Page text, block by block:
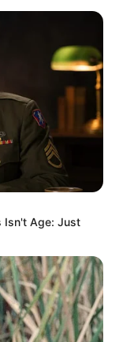
Never
Isn't Age: Just